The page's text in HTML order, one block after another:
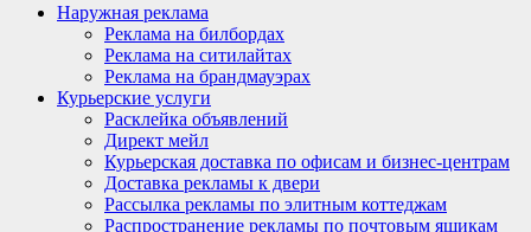
Наружная реклама
Реклама на билбордах
Реклама на ситилайтах
Реклама на брандмауэрах
Курьерские услуги
Расклейка объявлений
Директ мейл
Курьерская доставка по офисам и бизнес-центрам
Доставка рекламы к двери
Рассылка рекламы по элитным коттеджам
Распространение рекламы по почтовым ящикам